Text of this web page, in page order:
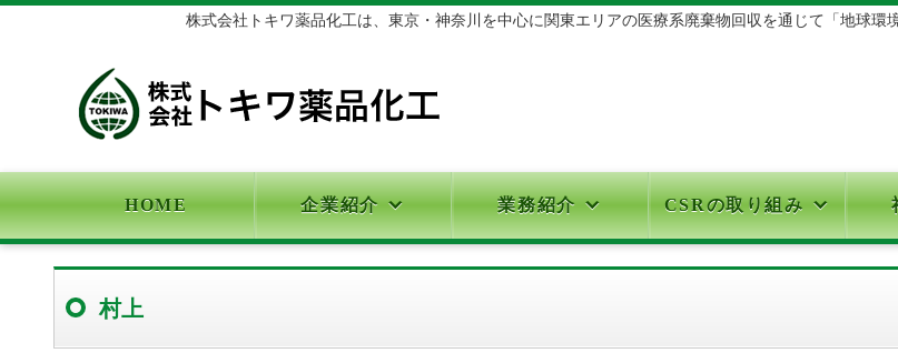
株式会社トキワ薬品化工は、東京・神奈川を中心に関東エリアの医療系廃棄物回収を通じて「地球環
HOME 企業紹介 業務紹介 CSRの取り組み
村上